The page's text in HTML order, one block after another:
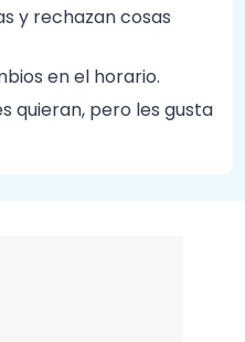
y rechazan cosas
en el horario.
quieran, pero les gusta